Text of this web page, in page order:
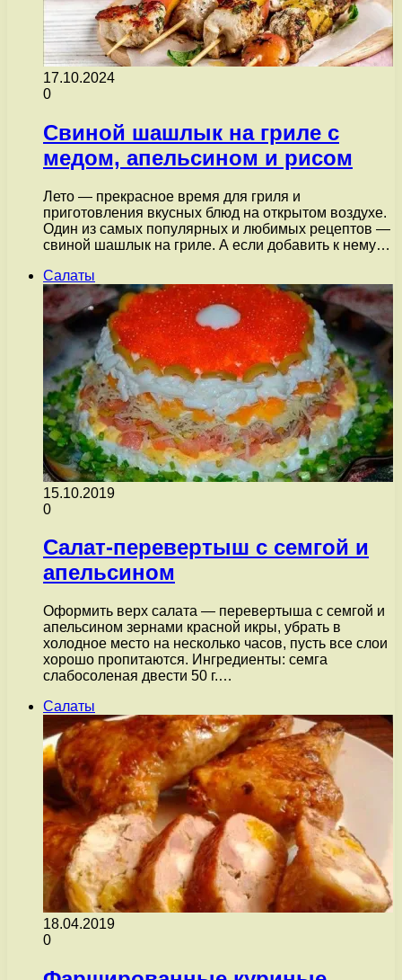
17.10.2024
0
Свиной шашлык на гриле с
медом, апельсином и рисом
Лето — прекрасное время для гриля и
приготовления вкусных блюд на открытом воздухе.
Один из самых популярных и любимых рецептов —
свиной шашлык на гриле. А если добавить к нему…
Салаты
15.10.2019
0
Салат-перевертыш с семгой и
апельсином
Оформить верх салата — перевертыша с семгой и
апельсином зернами красной икры, убрать в
холодное место на несколько часов, пусть все слои
хорошо пропитаются. Ингредиенты: семга
слабосоленая двести 50 г.…
Салаты
18.04.2019
0